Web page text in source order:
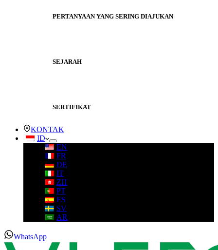
PERTANYAAN YANG SERING DIAJUKAN
SEJARAH
SERTIFIKAT
KONTAK
ID
EN
FR
DE
IT
ZH
PT
ES
SV
AR
WhatsApp